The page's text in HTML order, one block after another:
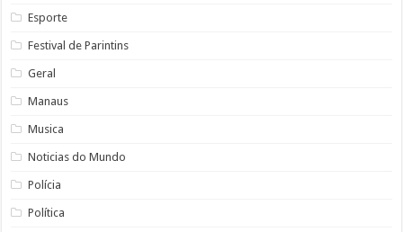
Esporte
Festival de Parintins
Geral
Manaus
Musica
Noticias do Mundo
Polícia
Política